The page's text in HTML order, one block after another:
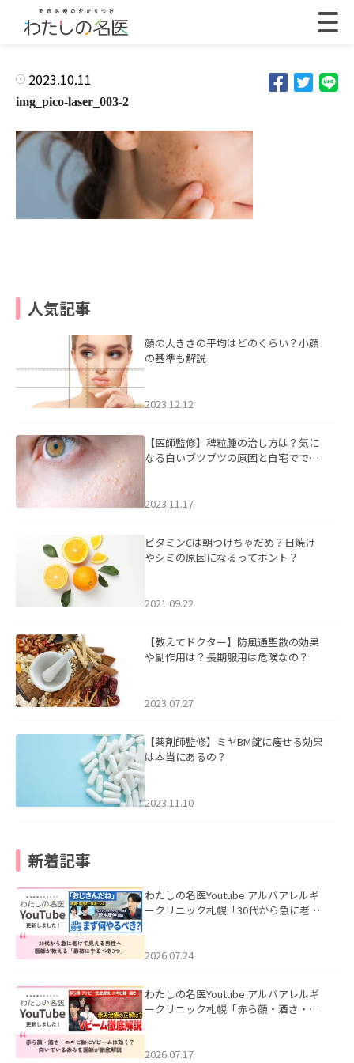
2023.10.11
img_pico-laser_003-2
人気記事
顔の大きさの平均はどのくらい？小顔
の基準も解説
2023.12.12
【医師監修】稗粒腫の治し方は？気に
なる白いブツブツの原因と自宅ででき
2023.11.17
ビタミンCは朝つけちゃだめ？日焼け
やシミの原因になるってホント？
2021.09.22
【教えてドクター】防風通聖散の効果
や副作用は？長期服用は危険なの？
2023.07.27
【薬剤師監修】ミヤBM錠に痩せる効果
は本当にあるの？
2023.11.10
新着記事
わたしの名医Youtube アルバアレルギ
ークリニック札幌「30代から急に老け
た。
2026.07.24
わたしの名医Youtube アルバアレルギ
ークリニック札幌「赤ら顔・酒さ・ニ
した。
2026.07.17